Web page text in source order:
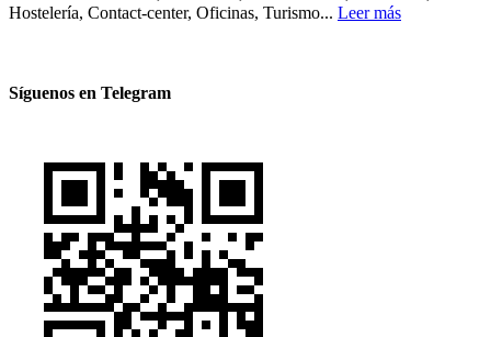
Hostelería, Contact-center, Oficinas, Turismo... Leer más
Síguenos en Telegram